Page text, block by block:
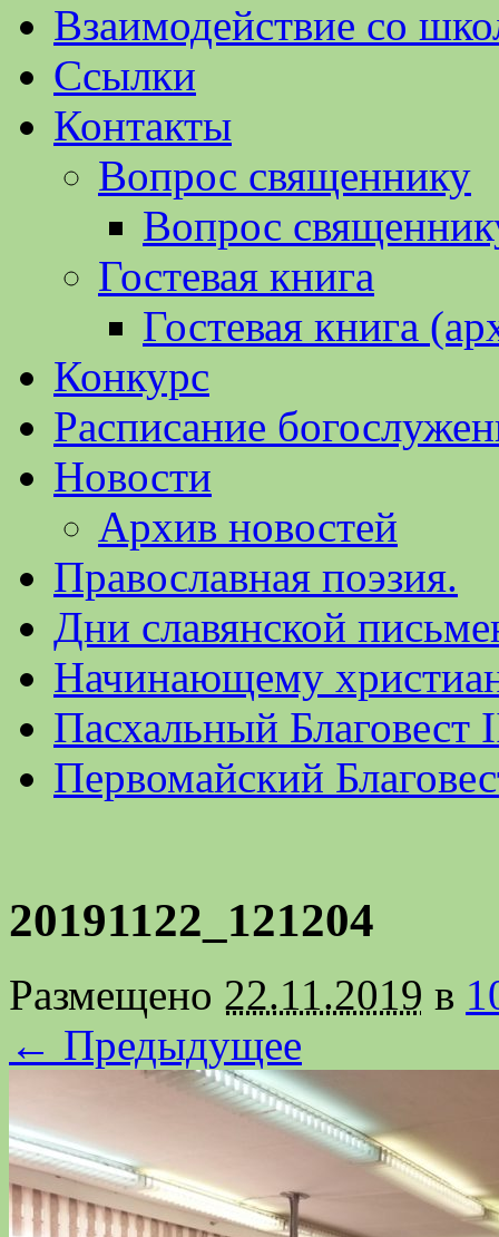
Взаимодействие со
Ссылки
Контакты
Вопрос священнику
Вопрос
Гостевая книга
Гостевая книга
Конкурс
Расписание
Новости
Архив новостей
Православная поэзия.
Дни славянской
Начинающему
Пасхальный Благовест
Первомайский
20191122_121204
Размещено 22.11.2019 в
← Предыдущее